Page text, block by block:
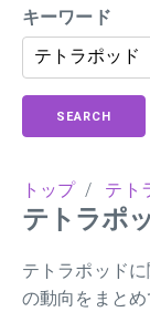
キーワード
SEARCH
トップ/ テト
テトラポ
テトラポッド
の動向をまとめ